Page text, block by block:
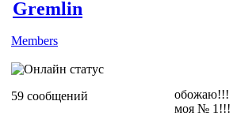
Gremlin
Members
59 сообщений
обожаю!!!
моя № 1!!!